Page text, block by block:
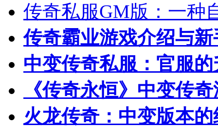
传奇私服GM版：一种
传奇霸业游戏介绍与
中变传奇私服：官服
《传奇永恒》中变传
火龙传奇：中变版本